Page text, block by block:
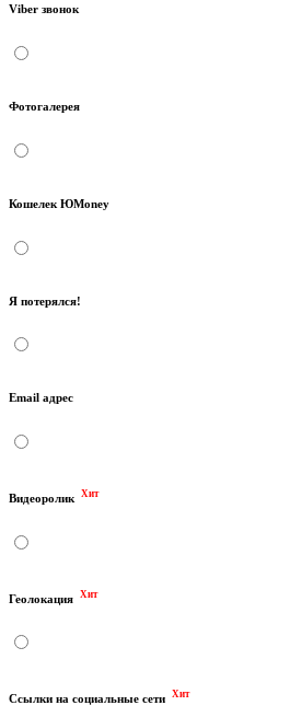
Viber звонок
Фотогалерея
Кошелек ЮMoney
Я потерялся!
Email адрес
Видеоролик Хит
Геолокация Хит
Ссылки на социальные сети Хит